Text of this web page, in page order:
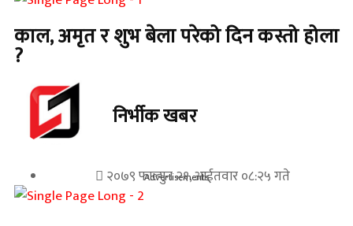
काल, अमृत र शुभ बेला परेको दिन कस्तो होला
?
निर्भीक खबर
२०७९ फाल्गुन २१, आईतवार ०८:२५ गते
Advertisements